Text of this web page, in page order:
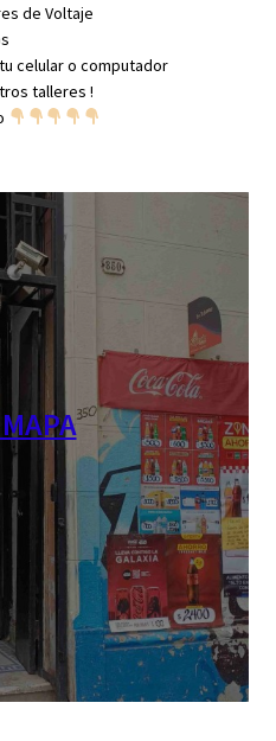
de Voltaje
celular o computador
talleres !